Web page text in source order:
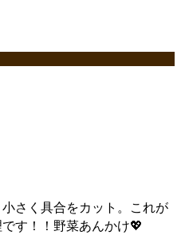
さく具合をカット。これが
す！！野菜あんかけ💖